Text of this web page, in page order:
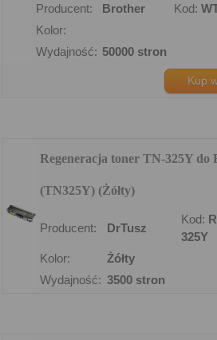
Producent: Brother Kod:
Kolor:
Wydajność: 50000 stron
Kup
Regeneracja toner TN-325Y do
(TN325Y) (Żółty)
Producent: DrTusz
Kod:
325Y
Kolor:
Żółty
Wydajność: 3500 stron